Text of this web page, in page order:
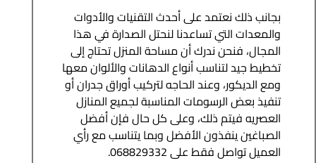
بجانب ذلك نعتمد على أحدث التقنيات والأدوات
والمعدات التي تساعدنا لنحتل الصدارة في هذا
المجال، فنحن ندرك أن مساحة المنزل تحتاج إلى
تخطيط جيد لتناسب أنواع الدهانات والألوان معها
ومع الديكور، وعند الحاجه لتركيب أوراق جدران أو
تنفيذ بعض الرسومات المناسبة لجميع المنازل
العصريه فيتم ذلك، وعلى كل حال فإن أفضل
الصباغين ينفذون الأفضل وبما يتناسب مع رأي
العميل تواصل فقط على 068829332.